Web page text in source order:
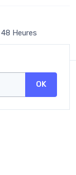
48 Heures
OK